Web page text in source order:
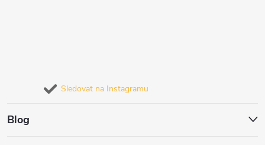
Sledovat na Instagramu
Blog